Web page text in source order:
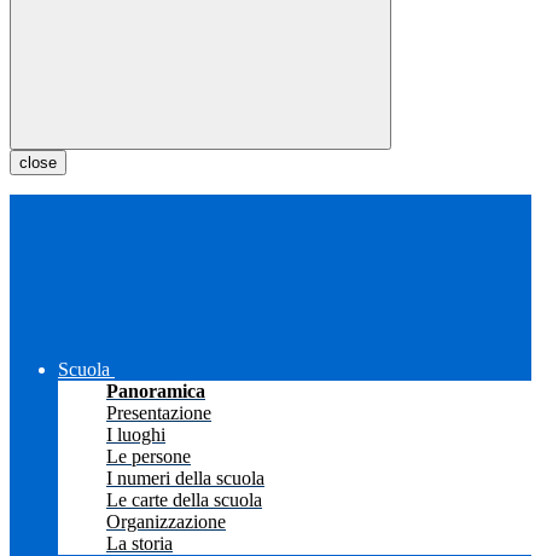
close
Scuola
Panoramica
Presentazione
I luoghi
Le persone
I numeri della scuola
Le carte della scuola
Organizzazione
La storia